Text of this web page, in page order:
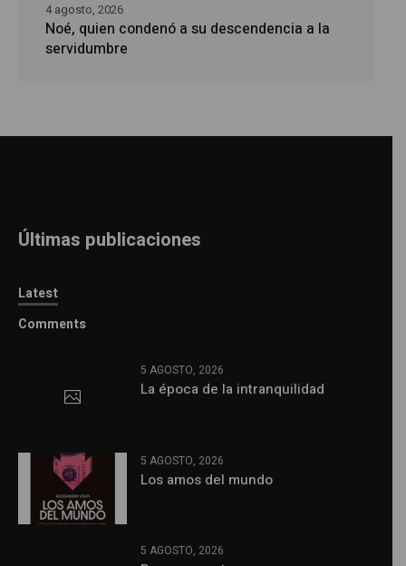
Noé, quien condenó a su descendencia a la
servidumbre
4 agosto, 2026
Últimas publicaciones
Latest
Comments
5 AGOSTO, 2026
La época de la intranquilidad
5 AGOSTO, 2026
Los amos del mundo
5 AGOSTO, 2026